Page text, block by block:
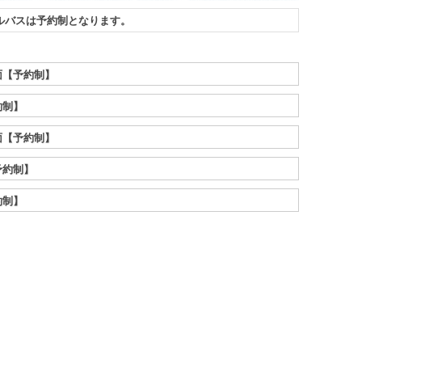
は予約制となります。
予約制】
】
予約制】
制】
】